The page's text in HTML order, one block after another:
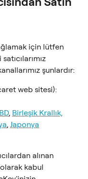
için lütfen
şunlardır:
web sitesi):
, Birleşik Krallık,
, Japonya
alınan
kabul